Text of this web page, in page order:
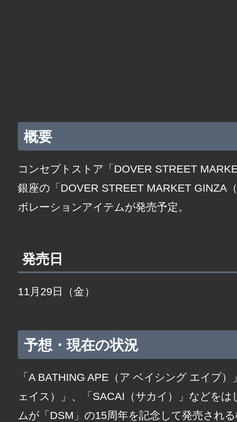
概要
コンセプトストア「DOVER STREET
銀座の「DOVER STREET MARKET GINZA
ボレーションアイテムが発売予定。
発売日
11月29日（金）
予想・現在の状況
「A BATHING APE（ア ベイシング エイプ
ェイス）」、「SACAI（サカイ）」などを
ムが「DSM」の15周年を記念して発売される